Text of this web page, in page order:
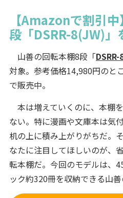
【Amazonで割引
段「DSRR-8(JW)」
山善の回転本棚8段「
対象。参考価格14,980円のとこ
で販売中。
本は増えていくのに、本棚
ない。特に漫画や文庫本は気
机の上に積み上がりがちだ。
なたに注目してほしいのが、
転本棚だ。今回のモデルは、
ック約320冊を収納できる山善